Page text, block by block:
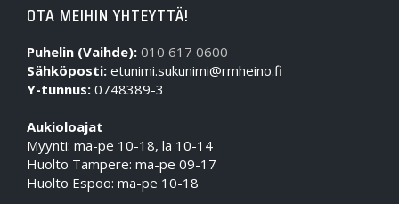
OTA MEIHIN YHTEYTTÄ!
Puhelin (Vaihde): 010 617 0600
Sähköposti: etunimi.sukunimi@rmheino.fi
Y-tunnus: 0748389-3
Aukioloajat
Myynti: ma-pe 10-18, la 10-14
Huolto Tampere: ma-pe 09-17
Huolto Espoo: ma-pe 10-18